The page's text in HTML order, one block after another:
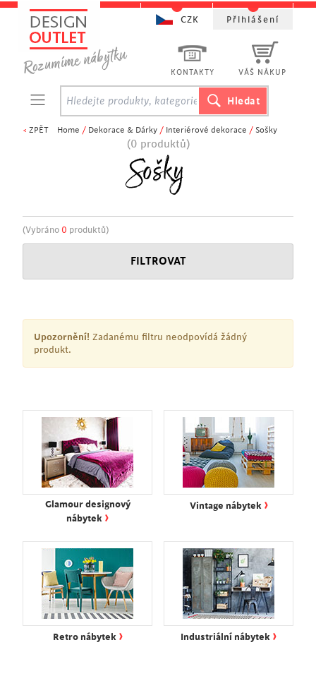
< ZPĚT Home / Dekorace & Dárky / Interiérové dekorace / Sošky
(0 produktů)
Sošky
(Vybráno 0 produktů)
FILTROVAT
Upozornění! Zadanému filtru neodpovídá žádný
produkt.
Glamour designový
nábytek ›
Vintage nábytek ›
Retro nábytek › Industriální nábytek ›
KONTAKTY VÁŠ NÁKUP
CZK Přihlášení